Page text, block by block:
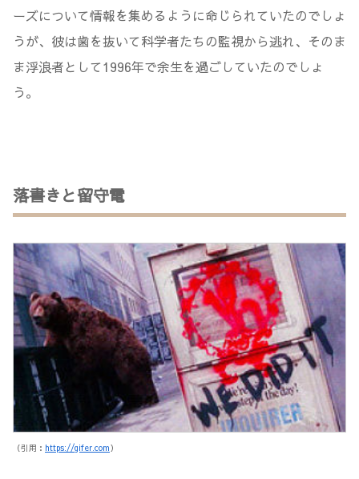
ーズについて情報を集めるように命じられていたのでしょ
うが、彼は歯を抜いて科学者たちの監視から逃れ、そのま
ま浮浪者として1996年で余生を過ごしていたのでしょ
う。
落書きと留守電
（引用： https://gifer.com）